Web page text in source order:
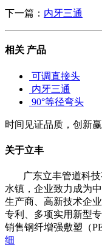
下一篇： 内牙三通
相关 产品
可调直接头
内牙三通
90°等径弯头
时间见证品质，创新赢
关于立丰
广东立丰管道科
水镇，企业致力成为
生产商、高新技术企
专利、多项实用新型
销售钢纤增强敷塑（
细